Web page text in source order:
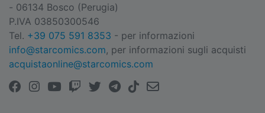
- 06134 Bosco (Perugia)
P.IVA 03850300546
Tel. +39 075 591 8353 - per informazioni
info@starcomics.com, per informazioni sugli acquisti
acquistaonline@starcomics.com